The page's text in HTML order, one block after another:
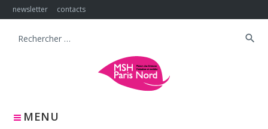
Skip
to
newsletter contacts
MENU
Search
search